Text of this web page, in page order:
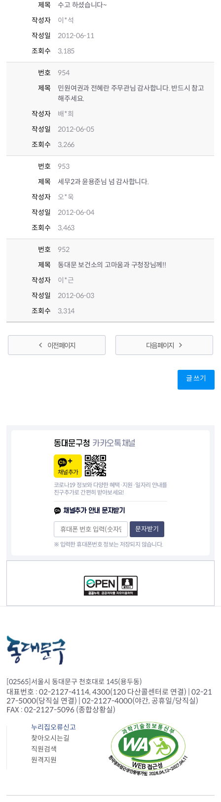
제목
수고 하셨습니다~
작성자
이*석
작성일
2012-06-11
조회수
3,185
번호
954
제목
민원여권과 전혜란 주무관님 감사합니다. 반드시 참고
해주세요.
작성자
배*희
작성일
2012-06-05
조회수
3,266
번호
953
제목
세무2과 윤용준님 넘 감사합니다.
작성자
오*욱
작성일
2012-06-04
조회수
3,463
번호
952
제목
동대문 보건소의 고마움과 구청장님께!!
작성자
이*근
작성일
2012-06-03
조회수
3,314
이전 페이지 다음 페이지
글 쓰기
동대문구청 카카오톡채널
채널추가
코로나19 정보와 다양한 혜택·지원·일자리 안내를
친구추가로 간편히 받아보세요!
채널추가 안내 문자받기
문자받기
※ 입력한 휴대폰번호 정보는 저장되지 않습니다.
[02565]서울시 동대문구 천호대로 145(용두동)
대표번호 : 02-2127-4114, 4300(120 다산콜센터로 연결) | 02-21
27-5000(당직실 연결) | 02-2127-4000(야간, 공휴일/당직실)
FAX : 02-2127-5096 (종합상황실)
누리집오류신고
찾아오시는길
직원검색
원격지원